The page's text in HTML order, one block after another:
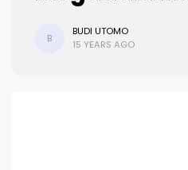
B
BUDI UTOMO
15 YEARS AGO